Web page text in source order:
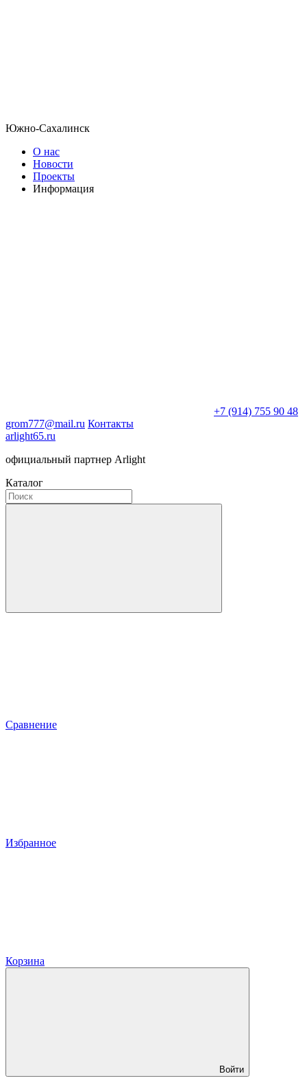
Южно-Сахалинск
О нас
Новости
Проекты
Информация
+7 (914) 755 90 48
grom777@mail.ru Контакты
arlight65.ru
официальный партнер Arlight
Каталог
Сравнение
Избранное
Корзина
Войти